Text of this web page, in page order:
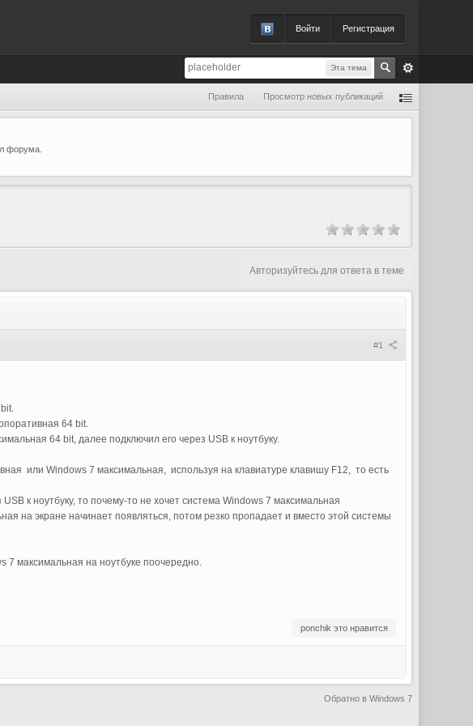
Войти Регистрация
Эта тема
Правила Просмотр новых публикаций
форума.
Авторизуйтесь для ответа в теме
#1
64 bit.
64 bit, далее подключил его через USB к ноутбуку.
или Windows 7 максимальная, используя на клавиатуре клавишу F12, то есть
к ноутбуку, то почему-то не хочет система Windows 7 максимальная
на экране начинает появляться, потом резко пропадает и вместо этой системы
7 максимальная на ноутбуке поочередно.
ponchik это нравится
Обратно в Windows 7